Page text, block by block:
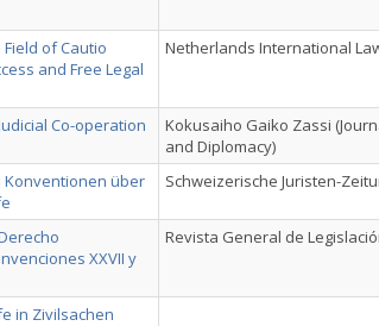
of Cautio
and Free Legal
Netherlands International
Co-operation
Kokusaiho Gaiko Zassi
and Diplomacy)
Konventionen über
Schweizerische Juristen-
XXVII y
Revista General de
in Zivilsachen